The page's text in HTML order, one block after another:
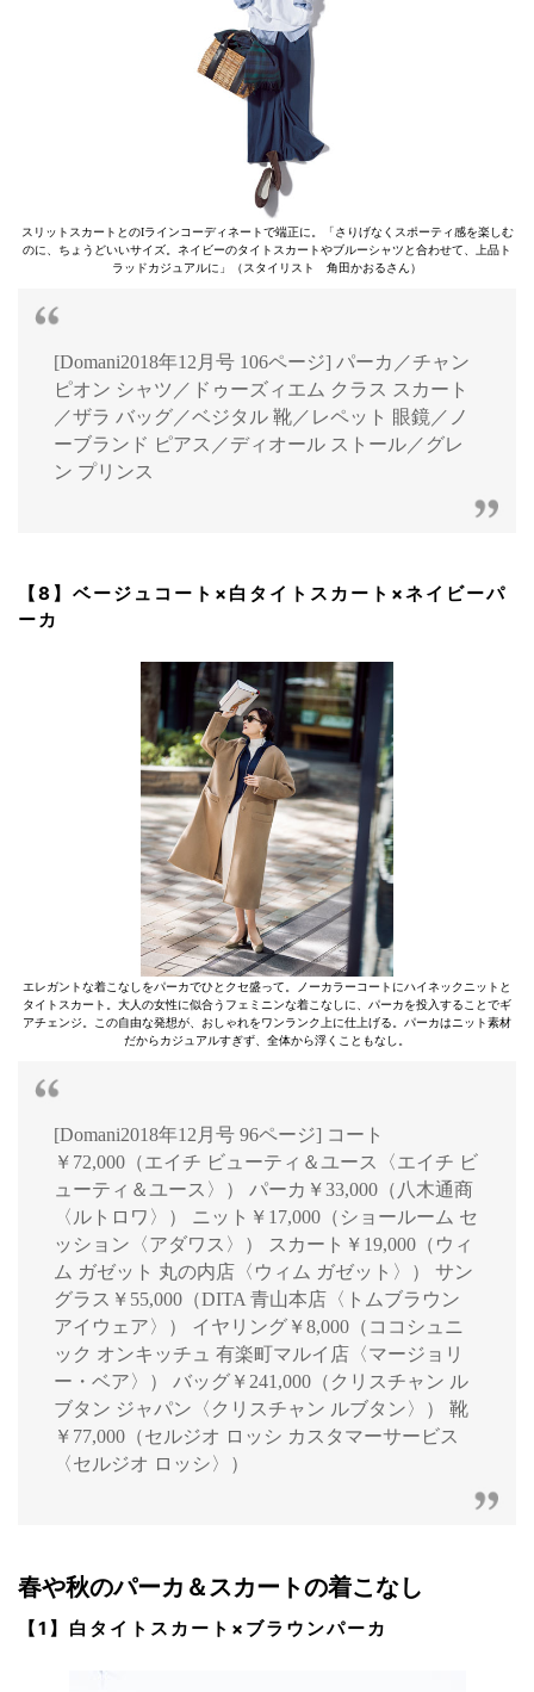
スリットスカートとのIラインコーディネートで端正に。「さりげなくスポーティ感を楽しむ
のに、ちょうどいいサイズ。ネイビーのタイトスカートやブルーシャツと合わせて、上品ト
ラッドカジュアルに」（スタイリスト 角田かおるさん）
[Domani2018年12月号 106ページ] パーカ／チャン
ピオン シャツ／ドゥーズィエム クラス スカート
／ザラ バッグ／ベジタル 靴／レペット 眼鏡／ノ
ーブランド ピアス／ディオール ストール／グレ
ン プリンス
【8】ベージュコート×白タイトスカート×ネイビーパ
ーカ
エレガントな着こなしをパーカでひとクセ盛って。ノーカラーコートにハイネックニットと
タイトスカート。大人の女性に似合うフェミニンな着こなしに、パーカを投入することでギ
アチェンジ。この自由な発想が、おしゃれをワンランク上に仕上げる。パーカはニット素材
だからカジュアルすぎず、全体から浮くこともなし。
[Domani2018年12月号 96ページ] コート
￥72,000（エイチ ビューティ＆ユース〈エイチ ビ
ューティ＆ユース〉） パーカ￥33,000（八木通商
〈ルトロワ〉） ニット￥17,000（ショールーム セ
ッション〈アダワス〉） スカート￥19,000（ウィ
ム ガゼット 丸の内店〈ウィム ガゼット〉） サン
グラス￥55,000（DITA 青山本店〈トムブラウン
アイウェア〉） イヤリング￥8,000（ココシュニ
ック オンキッチュ 有楽町マルイ店〈マージョリ
ー・ベア〉） バッグ￥241,000（クリスチャン ル
ブタン ジャパン〈クリスチャン ルブタン〉） 靴
￥77,000（セルジオ ロッシ カスタマーサービス
〈セルジオ ロッシ〉）
春や秋のパーカ＆スカートの着こなし
【1】白タイトスカート×ブラウンパーカ